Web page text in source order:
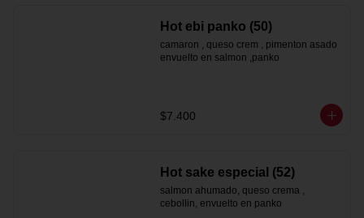
Hot ebi panko (50)
camaron , queso crem , pimenton asado
envuelto en salmon ,panko
$7.400
Hot sake especial (52)
salmon ahumado, queso crema ,
cebollin, envuelto en panko